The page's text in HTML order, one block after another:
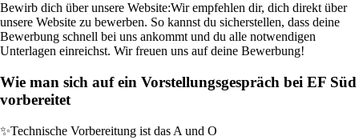
Bewirb dich über unsere Website:Wir empfehlen dir, dich direkt über
unsere Website zu bewerben. So kannst du sicherstellen, dass deine
Bewerbung schnell bei uns ankommt und du alle notwendigen
Unterlagen einreichst. Wir freuen uns auf deine Bewerbung!
Wie man sich auf ein Vorstellungsgespräch bei EF Süd
vorbereitet
✨Technische Vorbereitung ist das A und O